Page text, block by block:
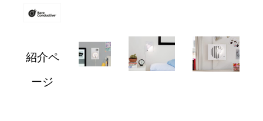
紹介ペ
ージ